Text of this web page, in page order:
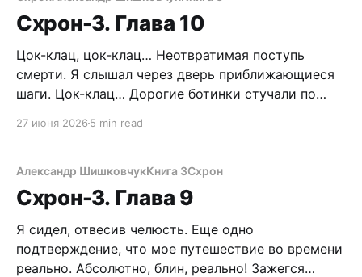
Схрон-3. Глава 10
Цок-клац, цок-клац… Неотвратимая поступь
смерти. Я слышал через дверь приближающиеся
шаги. Цок-клац… Дорогие ботинки стучали по
топорище. Вдох-выдох. Спокойно, Санек. Цок-
клац. Вдох-выдох. Цок-клац. Вдох-
27 июня 2026 5 min read
Александр ШишковчукКнига 3Схрон
Схрон-3. Глава 9
Я сидел, отвесив челюсть. Еще одно
подтверждение, что мое путешествие во времени
реально. Абсолютно, блин, реально! Зажегся